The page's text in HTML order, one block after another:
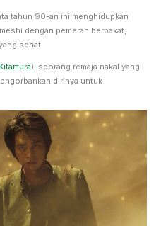
tahun 90-an ini menghidupkan
dengan pemeran berbakat,
sehat.
), seorang remaja nakal yang
dirinya untuk